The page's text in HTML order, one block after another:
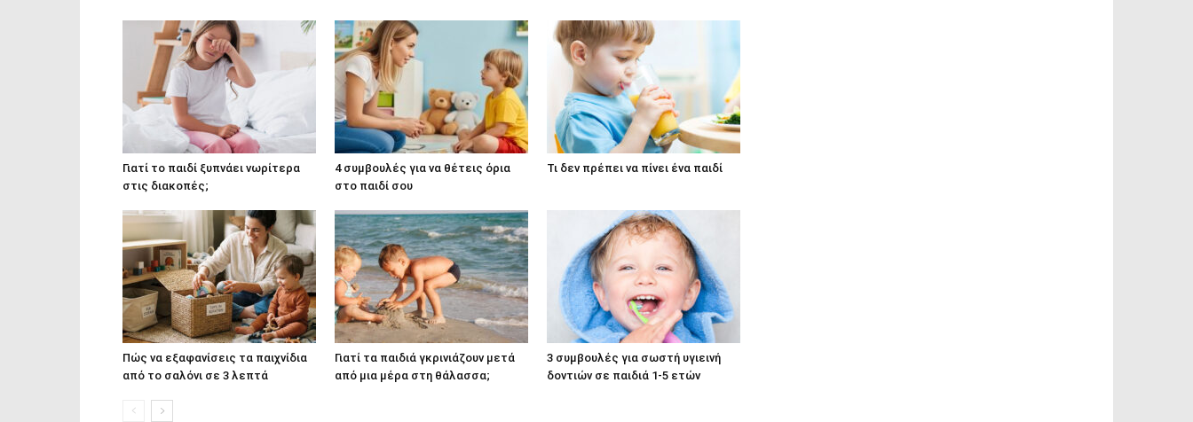
Γιατί το παιδί ξυπνάει νωρίτερα
στις διακοπές;
4 συμβουλές για να θέτεις όρια
στο παιδί σου
Τι δεν πρέπει να πίνει ένα παιδί
Πώς να εξαφανίσεις τα παιχνίδια
από το σαλόνι σε 3 λεπτά
Γιατί τα παιδιά γκρινιάζουν μετά
από μια μέρα στη θάλασσα;
3 συμβουλές για σωστή υγιεινή
δοντιών σε παιδιά 1-5 ετών